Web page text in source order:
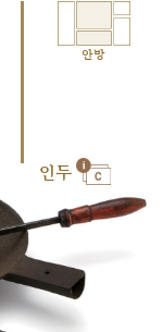
안방
인두